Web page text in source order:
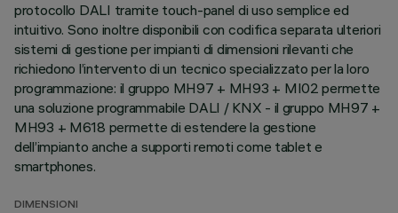
protocollo DALI tramite touch-panel di uso semplice ed
intuitivo. Sono inoltre disponibili con codifica separata ulteriori
sistemi di gestione per impianti di dimensioni rilevanti che
richiedono l’intervento di un tecnico specializzato per la loro
programmazione: il gruppo MH97 + MH93 + MI02 permette
una soluzione programmabile DALI / KNX - il gruppo MH97 +
MH93 + M618 permette di estendere la gestione
dell’impianto anche a supporti remoti come tablet e
smartphones.
DIMENSIONI